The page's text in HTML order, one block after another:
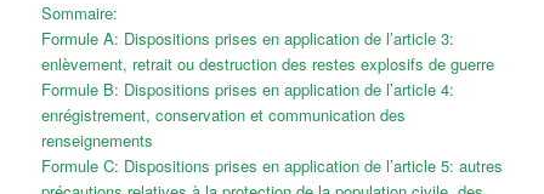
Sommaire:
Formule A: Dispositions prises en application de l’article 3:
enlèvement, retrait ou destruction des restes explosifs de guerre
Formule B: Dispositions prises en application de l’article 4:
enrégistrement, conservation et communication des
renseignements
Formule C: Dispositions prises en application de l’article 5: autres